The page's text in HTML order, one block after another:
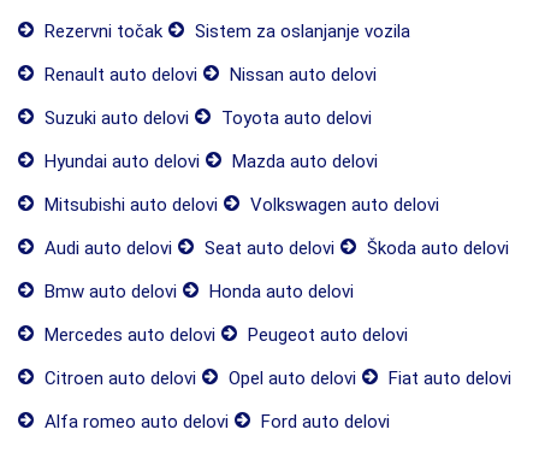
Rezervni točak
Sistem za oslanjanje vozila
Renault auto delovi
Nissan auto delovi
Suzuki auto delovi
Toyota auto delovi
Hyundai auto delovi
Mazda auto delovi
Mitsubishi auto delovi
Volkswagen auto delovi
Audi auto delovi
Seat auto delovi
Škoda auto delovi
Bmw auto delovi
Honda auto delovi
Mercedes auto delovi
Peugeot auto delovi
Citroen auto delovi
Opel auto delovi
Fiat auto delovi
Alfa romeo auto delovi
Ford auto delovi